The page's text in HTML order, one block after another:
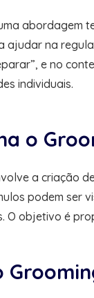
abordagem
ajudar na
e no
individuais.
o
a criação
podem
O objetivo é